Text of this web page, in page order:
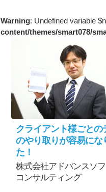
Warning: Undefined variable
content/themes/smart078/
クライアント様ごとの
のやり取りが容易にな
た！
株式会社アドバンスソフ
コンサルティング